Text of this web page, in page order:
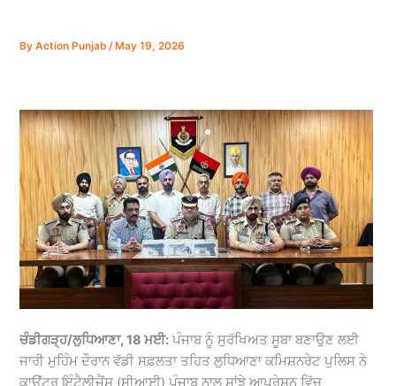
ByAction Punjab/ May 19, 2026
ਚੰਡੀਗੜ੍ਹ/ਲੁਧਿਆਣਾ, 18 ਮਈ: ਪੰਜਾਬ ਨੂੰ ਸੁਰੱਖਿਅਤ ਸੂਬਾ ਬਣਾਉਣ ਲਈ
ਜਾਰੀ ਮੁਹਿੰਮ ਦੌਰਾਨ ਵੱਡੀ ਸਫ਼ਲਤਾ ਤਹਿਤ ਲੁਧਿਆਣਾ ਕਮਿਸ਼ਨਰੇਟ ਪੁਲਿਸ ਨੇ
ਕਾਊਂਟਰ ਇੰਟੈਲੀਜੈਂਸ (ਸੀਆਈ) ਪੰਜਾਬ ਨਾਲ ਸਾਂਝੇ ਆਪ੍ਰੇਸ਼ਨ ਵਿੱਚ